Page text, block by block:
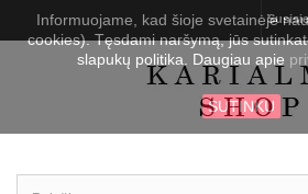
Informuojame, kad šioje svetainėje
cookies). Tęsdami naršymą, jūs
slapukų politika. Daugiau apie
SUTINKU